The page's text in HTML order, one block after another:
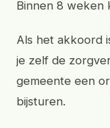
Binnen 8 weken
Als het akkoord
je zelf de
gemeente een
bijsturen.